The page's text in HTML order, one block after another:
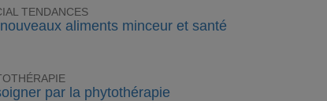
TENDANCES
aliments minceur et santé
par la phytothérapie